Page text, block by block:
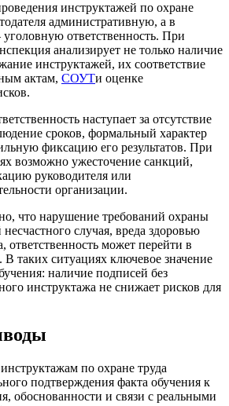
инструктажей по охране
административную, а в
ответственность. При
анализирует не только наличие
инструктажей, их соответствие
актам, СОУТи оценке
наступает за отсутствие
сроков, формальный характер
фиксацию его результатов. При
возможно ужесточение санкций,
руководителя или
организации.
что нарушение требований охраны
случая, вреда здоровью
ответственность может перейти в
В таких ситуациях ключевое значение
наличие подписей без
инструктажа не снижает рисков для
по охране труда
подтверждения факта обучения к
обоснованности и связи с реальными